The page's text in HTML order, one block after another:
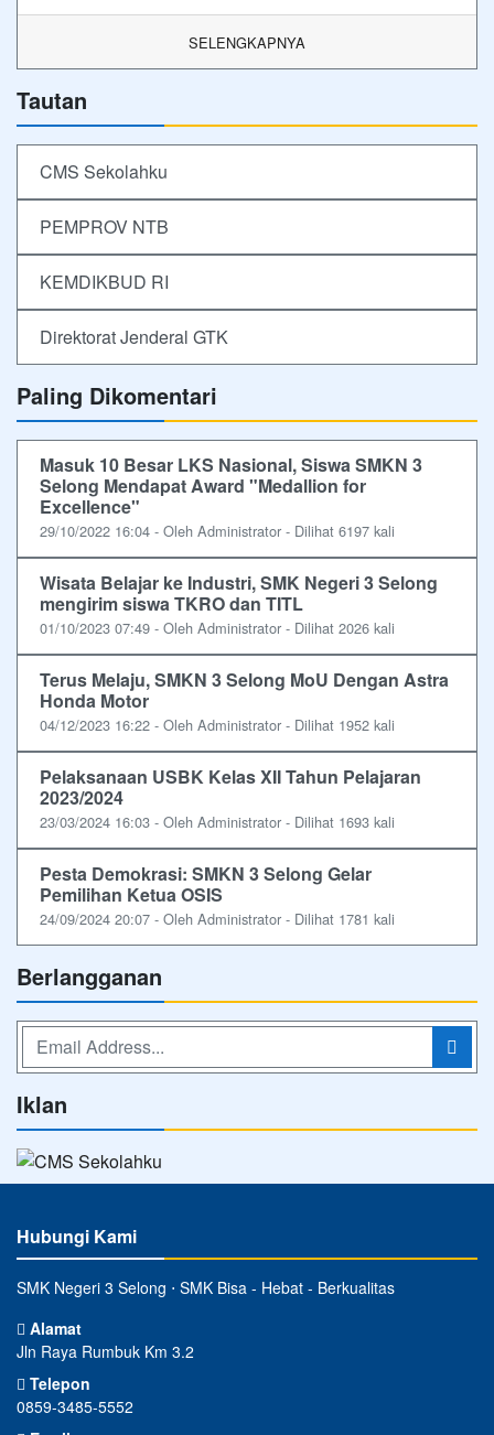
SELENGKAPNYA
Tautan
CMS Sekolahku
PEMPROV NTB
KEMDIKBUD RI
Direktorat Jenderal GTK
Paling Dikomentari
Masuk 10 Besar LKS Nasional, Siswa SMKN 3
Selong Mendapat Award "Medallion for
Excellence"
29/10/2022 16:04 - Oleh Administrator - Dilihat 6197 kali
Wisata Belajar ke Industri, SMK Negeri 3 Selong
mengirim siswa TKRO dan TITL
01/10/2023 07:49 - Oleh Administrator - Dilihat 2026 kali
Terus Melaju, SMKN 3 Selong MoU Dengan Astra
Honda Motor
04/12/2023 16:22 - Oleh Administrator - Dilihat 1952 kali
Pelaksanaan USBK Kelas XII Tahun Pelajaran
2023/2024
23/03/2024 16:03 - Oleh Administrator - Dilihat 1693 kali
Pesta Demokrasi: SMKN 3 Selong Gelar
Pemilihan Ketua OSIS
24/09/2024 20:07 - Oleh Administrator - Dilihat 1781 kali
Berlangganan
Iklan
Hubungi Kami
SMK Negeri 3 Selong ⋅ SMK Bisa - Hebat - Berkualitas
Alamat
Jln Raya Rumbuk Km 3.2
Telepon
0859-3485-5552